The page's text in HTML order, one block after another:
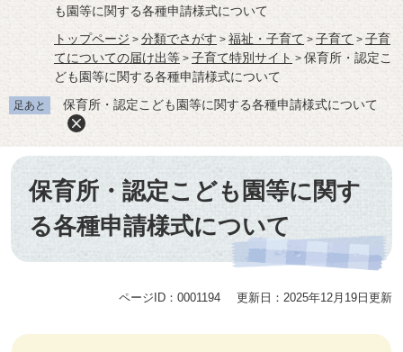
も園等に関する各種申請様式について
トップページ > 分類でさがす > 福祉・子育て > 子育て > 子育
てについての届け出等 > 子育て特別サイト > 保育所・認定こ
ども園等に関する各種申請様式について
足あと 保育所・認定こども園等に関する各種申請様式について
本
保育所・認定こども園等に関す
る各種申請様式について
ページID：0001194 更新日：2025年12月19日更新